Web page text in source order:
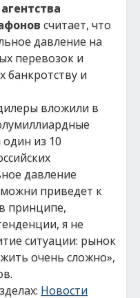
считает, что
давление на
перевозок и
банкротству и
вложили в
из 10
давление
приведет к
принципе,
я не
ситуации: рынок
очень сложно»,
Новости